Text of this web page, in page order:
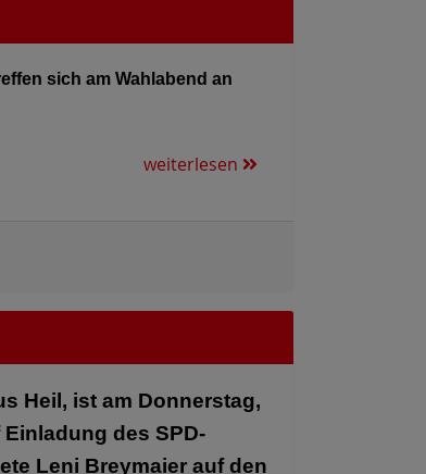
sich am Wahlabend an
weiterlesen
Heil, ist am Donnerstag,
des SPD-
Leni Breymaier auf den